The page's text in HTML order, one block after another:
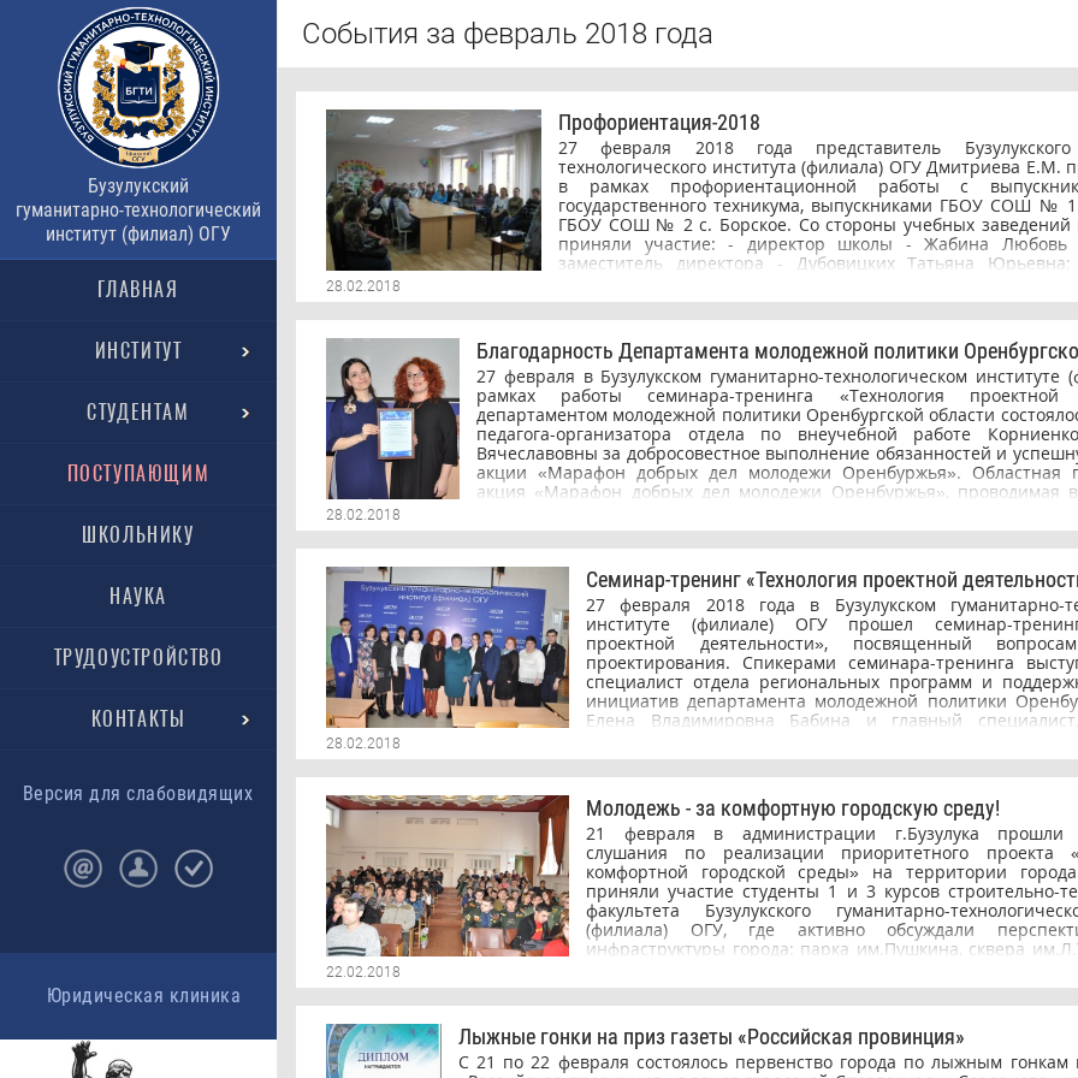
Бузулукский
гуманитарно-технологический
институт (филиал) ОГУ
ГЛАВНАЯ
ИНСТИТУТ
СТУДЕНТАМ
ПОСТУПАЮЩИМ
ШКОЛЬНИКУ
НАУКА
ТРУДОУСТРОЙСТВО
КОНТАКТЫ
Версия для слабовидящих
Юридическая клиника
События за февраль 2018 года
Профориентация-2018
27 февраля 2018 года представитель Бузулукского
технологического института (филиала) ОГУ Дмитриева Е.М.
в рамках профориентационной работы с
государственного техникума, выпускниками ГБОУ СОШ №
ГБОУ СОШ № 2 с. Борское. Со стороны учебных заведений
приняли участие: - директор школы - Жабина Любовь
заместитель директора - Дубовицких Татьяна
Анатольевна; - заместитель директора по учебно-
Борского государственного техникума - Ковалева
Будущим абитуриентам рассказали о направлениях
особенностях приемной кампании этого года,
возможностях, которые предоставляет институт своим
числе, возможности обучения с учетом скидок.
28.02.2018
Благодарность Департамента молодежной политики
27 февраля в Бузулукском гуманитарно-технологическом институте
рамках работы семинара-тренинга «Технология проектной
департаментом молодежной политики Оренбургской области
педагога-организатора отдела по внеучебной работе
Вячеславовны за добросовестное выполнение обязанностей и
акции «Марафон добрых дел молодежи Оренбуржья». Областная
акция «Марафон добрых дел молодежи Оренбуржья», проводимая
воспитание молодежи, популяризацию здорового образа
волонтерского движения. Поздравляем Ангелину Вячеславовну со
наградой и желаем дальнейших успехов в волонтерской деятельности!
28.02.2018
Семинар-тренинг «Технология проектной
27 февраля 2018 года в Бузулукском гуманитарно-
институте (филиале) ОГУ прошел семинар-
проектной деятельности», посвященный
проектирования. Спикерами семинара-тренинга
специалист отдела региональных программ и
инициатив департамента молодежной политики
Елена Владимировна Бабина и главный специалист,
эксперт по проектированию Андрей Анатольевич
был ориентирован на руководителей и педагогов
организаций, тех, кто стремится сформировать
образовательную среду для мотивированных
условия для организации исследовательской и
школьников и студентов по актуальным направлениям
В работе семинара приняли участие: студенты и
(филиала) ОГУ, ГАПОУ «Бузулукский лесхоз-
«Бузулукский строительный колледж»,
промышленности и транспорта ОГУ, сотрудники
администрации Бузулукского района и
организаций - партнеров института (Верхне-
Елшанка, СОШ №13, СОШ №8, гимназия №1 г.
классическая гимназия Тоцкого района). Спикеры
представили теоретические основы и практический
технологии организации проектных и
28.02.2018
Молодежь - за комфортную городскую среду!
21 февраля в администрации г.Бузулука прошли
слушания по реализации приоритетного проекта
комфортной городской среды» на территории
приняли участие студенты 1 и 3 курсов строительно-
факультета Бузулукского гуманитарно-
(филиала) ОГУ, где активно обсуждали
инфраструктуры города: парка им.Пушкина, сквера
предложены варианты благоустройства
вопросы на обсуждении, касающиеся реализации,
содержания проектов по данным территориям, а так же
финансирования. По итогам мероприятия,
предложила населению в Единый день выборов 18
22.02.2018
Лыжные гонки на приз газеты «Российская провинция»
С 21 по 22 февраля состоялось первенство города по лыжным гонкам